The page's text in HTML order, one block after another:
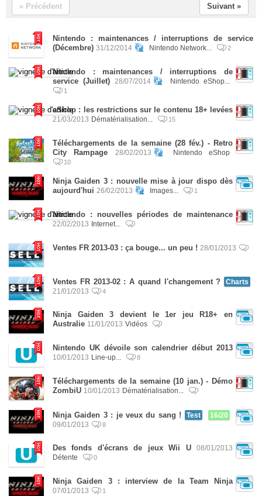
« Précédent Suivant »
Nintendo : maintenances / interruptions de service
(Décembre) 31/12/2014 Nintendo Network... 2
Nintendo : maintenances / interruptions de
service (Juillet)
28/07/2014 Nintendo eShop...
1
eShop : les restrictions sur le contenu 18+ levées
21/03/2013 Dématérialisation... 15
Téléchargements de la semaine (28 fév.) - Retro
City Rampage
28/02/2013 Nintendo eShop
10
Ninja Gaiden 3 : nouvelle mise à jour dispo dès
aujourd'hui 26/02/2013 Images... 1
Nintendo : nouvelles périodes de maintenance
22/02/2013 Internet...
Ventes FR 2013-03 : ça bouge... un peu ! 28/01/2013
Ventes FR 2013-02 : A quand l'changement ?
Charts
21/01/2013
4
Ninja Gaiden 3 devient le 1er jeu R18+ en
Australie 11/01/2013 Vidéos
Nintendo UK dévoile son calendrier début 2013
10/01/2013 Line-up... 8
Téléchargements de la semaine (10 jan.) - Démo
ZombiU 10/01/2013 Dématérialisation...
Ninja Gaiden 3 : je veux du sang ! Test
16/20
09/01/2013
8
Des fonds d'écrans de jeux Wii U
08/01/2013
Détente
0
Ninja Gaiden 3 : interview de la Team Ninja
07/01/2013 1